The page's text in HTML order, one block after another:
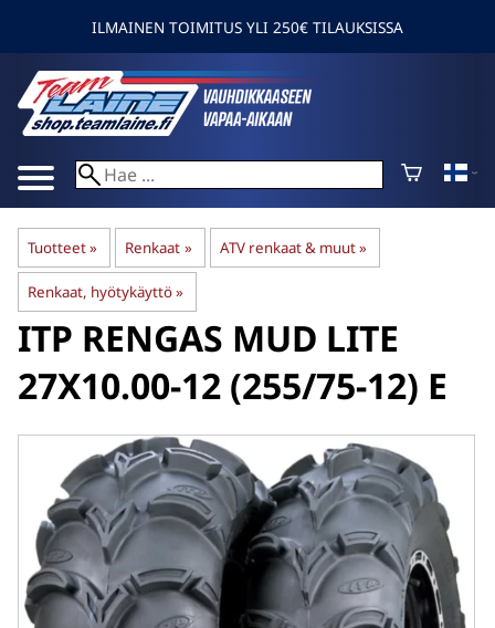
ILMAINEN TOIMITUS YLI 250€ TILAUKSISSA
Tuotteet‪» Renkaat ‪» ATV renkaat & muut‪»
Renkaat, hyötykäyttö‪»
ITP RENGAS MUD LITE
27X10.00-12 (255/75-12) E